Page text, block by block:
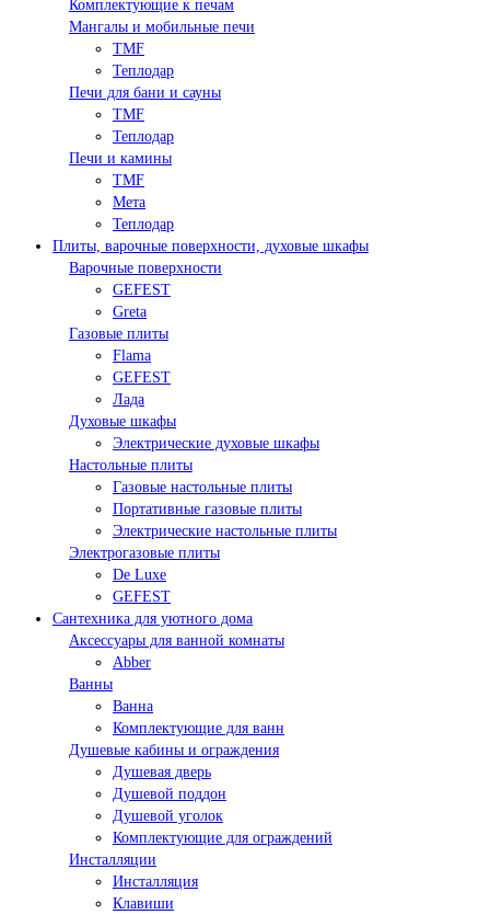
Комплектующие к печам
Мангалы и мобильные печи
TMF
Теплодар
Печи для бани и сауны
TMF
Теплодар
Печи и камины
TMF
Мета
Теплодар
Плиты, варочные поверхности, духовые шкафы
Варочные поверхности
GEFEST
Greta
Газовые плиты
Flama
GEFEST
Лада
Духовые шкафы
Электрические духовые шкафы
Настольные плиты
Газовые настольные плиты
Портативные газовые плиты
Электрические настольные плиты
Электрогазовые плиты
De Luxe
GEFEST
Сантехника для уютного дома
Аксессуары для ванной комнаты
Abber
Ванны
Ванна
Комплектующие для ванн
Душевые кабины и ограждения
Душевая дверь
Душевой поддон
Душевой уголок
Комплектующие для ограждений
Инсталляции
Инсталляция
Клавиши